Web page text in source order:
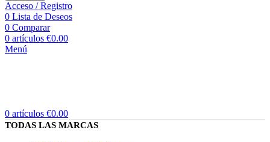
Acceso / Registro
0 Lista de Deseos
0 Comparar
0 artículos €0.00
Menú
0 artículos €0.00
TODAS LAS MARCAS